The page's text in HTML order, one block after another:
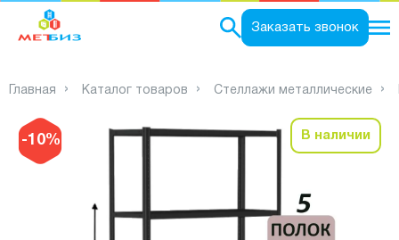
Заказать звонок
Главная Каталог товаров Стеллажи металлические
-10% В наличии